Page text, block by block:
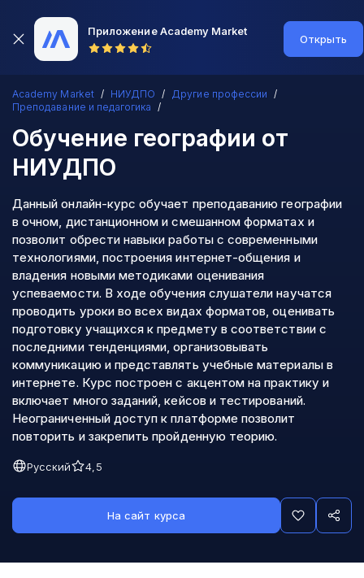
Приложение Academy Market
Открыть
Academy Market НИУДПО
Другие профессии
Преподавание и педагогика
Обучение географии от
НИУДПО
Данный онлайн-курс обучает преподаванию географии
в очном, дистанционном и смешанном форматах и
позволит обрести навыки работы с современными
технологиями, построения интернет-общения и
владения новыми методиками оценивания
успеваемости. В ходе обучения слушатели научатся
проводить уроки во всех видах форматов, оценивать
подготовку учащихся к предмету в соответствии с
последними тенденциями, организовывать
коммуникацию и представлять учебные материалы в
интернете. Курс построен с акцентом на практику и
включает много заданий, кейсов и тестирований.
Неограниченный доступ к платформе позволит
повторить и закрепить пройденную теорию.
Русский 4,5
На сайт курса